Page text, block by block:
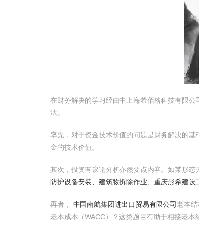
在财务解决的学习经由中上海希佰格科技有限
法。
率先，对于资金技术价值的问题是财务解决的
金的技术价值。
其次，投资有议论分析亦然要点内容。如某形态
防护设备安装、建筑物拆除作业、重庆彤希建设
再者， 中国南航集团进出口贸易有限公司老本结
老本成本（WACC）？这类题目有助于相接老本